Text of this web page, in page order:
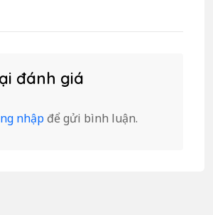
đánh giá
nhập để gửi bình luận.